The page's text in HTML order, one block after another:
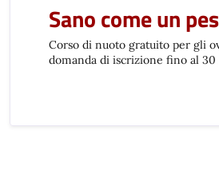
Sano come un
Corso di nuoto gratuito per gli
domanda di iscrizione fino al 30